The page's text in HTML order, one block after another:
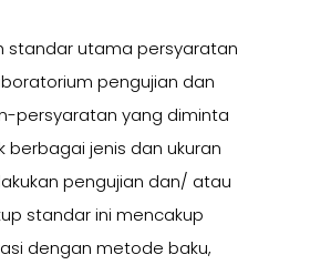
standar utama persyaratan
pengujian dan
persyaratan yang diminta
berbagai jenis dan ukuran
pengujian dan/ atau
standar ini mencakup
dengan metode baku,